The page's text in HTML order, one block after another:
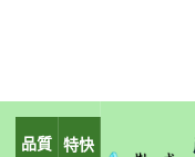
品質
特快